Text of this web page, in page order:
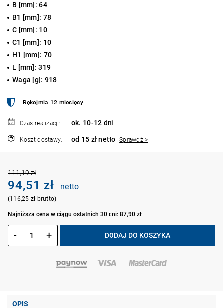
B [mm]: 64
B1 [mm]: 78
C [mm]: 10
C1 [mm]: 10
H1 [mm]: 70
L [mm]: 319
Waga [g]: 918
Rękojmia 12 miesięcy
Czas realizacji: ok. 10-12 dni
Koszt dostawy: od 15 zł netto Sprawdź >
111,19 zł
94,51 zł netto
(116,25 zł brutto)
Najniższa cena w ciągu ostatnich 30 dni: 87,90 zł
- + DODAJ DO KOSZYKA
OPIS